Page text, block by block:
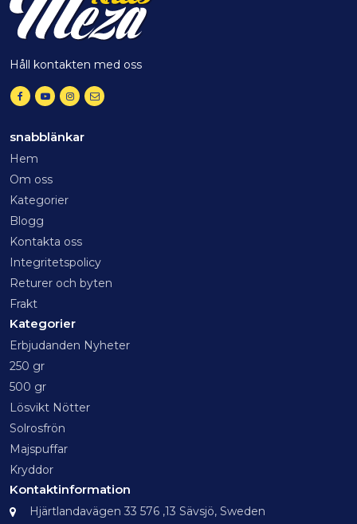
Håll kontakten med oss
snabblänkar
Hem
Om oss
Kategorier
Blogg
Kontakta oss
Integritetspolicy
Returer och byten
Frakt
Kategorier
Erbjudanden Nyheter
250 gr
500 gr
Lösvikt Nötter
Solrosfrön
Majspuffar
Kryddor
Kontaktinformation
Hjärtlandavägen 33 576 ,13 Sävsjö, Sweden